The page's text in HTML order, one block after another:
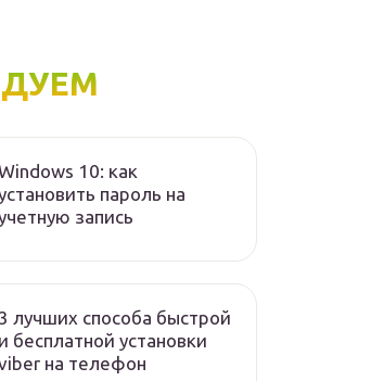
10: как
пароль на
запись
3 лучших способа быстрой
и бесплатной установки
на телефон